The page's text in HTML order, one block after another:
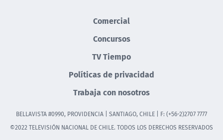
Comercial
Concursos
TV Tiempo
Políticas de privacidad
Trabaja con nosotros
BELLAVISTA #0990, PROVIDENCIA | SANTIAGO, CHILE | F: (+56-2)2707 7777
©2022 TELEVISIÓN NACIONAL DE CHILE. TODOS LOS DERECHOS RESERVADOS